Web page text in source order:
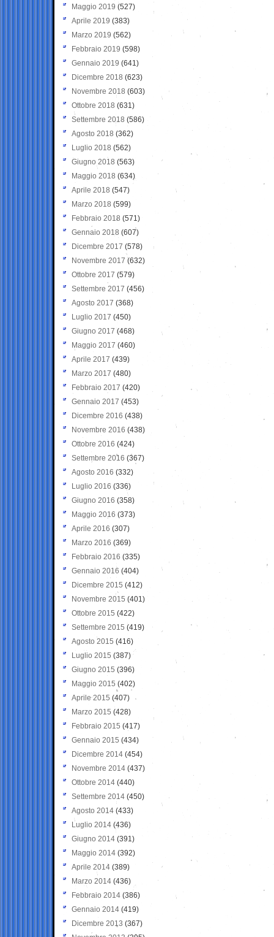
Maggio 2019 (527)
Aprile 2019 (383)
Marzo 2019 (562)
Febbraio 2019 (598)
Gennaio 2019 (641)
Dicembre 2018 (623)
Novembre 2018 (603)
Ottobre 2018 (631)
Settembre 2018 (586)
Agosto 2018 (362)
Luglio 2018 (562)
Giugno 2018 (563)
Maggio 2018 (634)
Aprile 2018 (547)
Marzo 2018 (599)
Febbraio 2018 (571)
Gennaio 2018 (607)
Dicembre 2017 (578)
Novembre 2017 (632)
Ottobre 2017 (579)
Settembre 2017 (456)
Agosto 2017 (368)
Luglio 2017 (450)
Giugno 2017 (468)
Maggio 2017 (460)
Aprile 2017 (439)
Marzo 2017 (480)
Febbraio 2017 (420)
Gennaio 2017 (453)
Dicembre 2016 (438)
Novembre 2016 (438)
Ottobre 2016 (424)
Settembre 2016 (367)
Agosto 2016 (332)
Luglio 2016 (336)
Giugno 2016 (358)
Maggio 2016 (373)
Aprile 2016 (307)
Marzo 2016 (369)
Febbraio 2016 (335)
Gennaio 2016 (404)
Dicembre 2015 (412)
Novembre 2015 (401)
Ottobre 2015 (422)
Settembre 2015 (419)
Agosto 2015 (416)
Luglio 2015 (387)
Giugno 2015 (396)
Maggio 2015 (402)
Aprile 2015 (407)
Marzo 2015 (428)
Febbraio 2015 (417)
Gennaio 2015 (434)
Dicembre 2014 (454)
Novembre 2014 (437)
Ottobre 2014 (440)
Settembre 2014 (450)
Agosto 2014 (433)
Luglio 2014 (436)
Giugno 2014 (391)
Maggio 2014 (392)
Aprile 2014 (389)
Marzo 2014 (436)
Febbraio 2014 (386)
Gennaio 2014 (419)
Dicembre 2013 (367)